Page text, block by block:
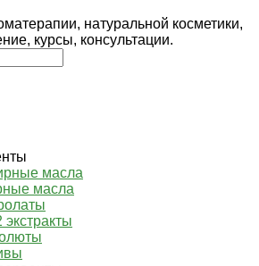
натуральной косметики,
курсы, консультации.
масла
масла